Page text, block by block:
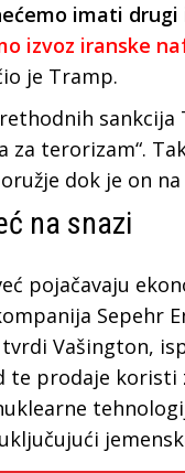
imati
izvoz iranske
je Tramp.
sankcija
za terorizam“.
dok je on na
na snazi
pojačavaju
Sepehr
Vašington,
te prodaje koristi